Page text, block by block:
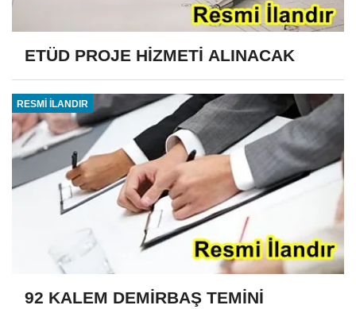
ETÜD PROJE HİZMETİ ALINACAK
RESMİ İLANDIR
92 KALEM DEMİRBAŞ TEMİNİ